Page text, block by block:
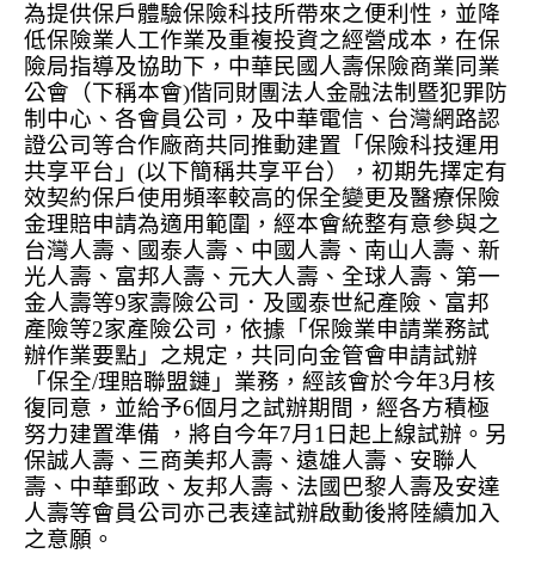
為提供保戶體驗保險科技所帶來之便利性，並降
低保險業人工作業及重複投資之經營成本，在保
險局指導及協助下，中華民國人壽保險商業同業
公會（下稱本會)偕同財團法人金融法制暨犯罪防
制中心、各會員公司，及中華電信、台灣網路認
證公司等合作廠商共同推動建置「保險科技運用
共享平台」 (以下簡稱共享平台），初期先擇定有
效契約保戶使用頻率較高的保全變更及醫療保險
金理賠申請為適用範圍，經本會統整有意參與之
台灣人壽、國泰人壽、中國人壽、南山人壽、新
光人壽、富邦人壽、元大人壽、全球人壽、第一
金人壽等9家壽險公司．及國泰世紀產險、富邦
產險等2家產險公司，依據「保險業申請業務試
辦作業要點」之規定，共同向金管會申請試辦
「保全/理賠聯盟鏈」業務，經該會於今年3月核
復同意，並給予6個月之試辦期間，經各方積極
努力建置準備 ，將自今年7月 1 日起上線試辦。另
保誠人壽、三商美邦人壽、遠雄人壽、安聯人
壽、中華郵政、友邦人壽、法國巴黎人壽及安達
人壽等會員公司亦己表達試辦啟動後將陸續加入
之意願。